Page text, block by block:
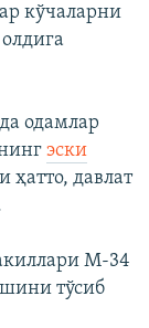
кўчаларни
одамлар
эски
ҳатто, давлат
М-34
тўсиб